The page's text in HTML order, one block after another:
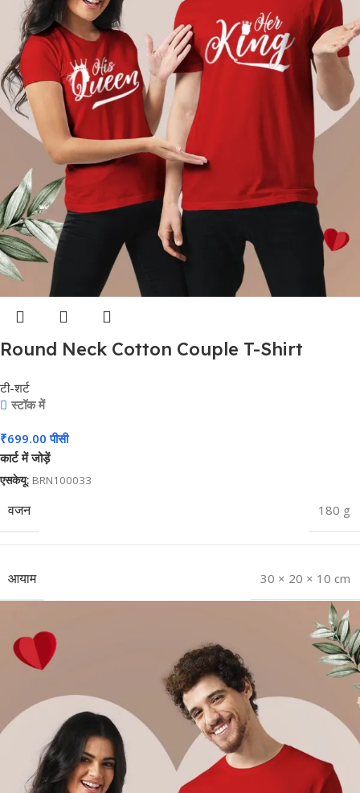
Round Neck Cotton Couple T-Shirt
टी-शर्ट
स्टॉक में
₹699.00 पीसी
कार्ट में जोड़ें
एसकेयू: BRN100033
वजन 180 g
आयाम 30 × 20 × 10 cm